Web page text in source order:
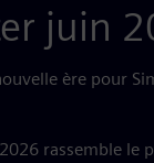
juin
ère pour
rassemble le